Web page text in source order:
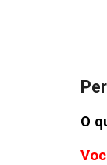
O